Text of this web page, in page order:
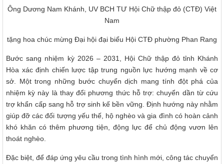
Ông Dương Nam Khánh, UV BCH TƯ Hội Chữ thập đỏ (CTĐ) Việt
Nam
tặng hoa chúc mừng Đại hội đại biểu Hội CTĐ phường Phan Rang
Bước sang nhiệm kỳ 2026 – 2031, Hội Chữ thập đỏ tỉnh Khánh
Hòa xác định chiến lược tập trung nguồn lực hướng mạnh về cơ
sở. Một trong những bước chuyển dịch mang tính đột phá của
nhiệm kỳ này là thay đổi phương thức hỗ trợ: chuyển dần từ cứu
trợ khẩn cấp sang hỗ trợ sinh kế bền vững. Định hướng này nhằm
giúp đỡ các đối tượng yếu thế, hộ nghèo và gia đình có hoàn cảnh
khó khăn có thêm phương tiện, động lực để chủ động vươn lên
thoát nghèo.
Đặc biệt, để đáp ứng yêu cầu trong tình hình mới, công tác chuyển